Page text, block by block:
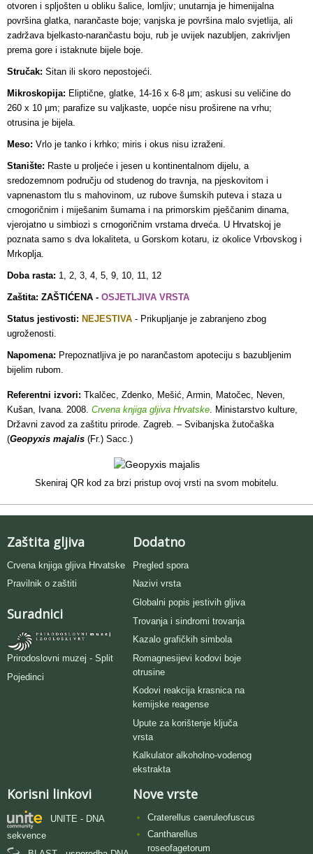
otvoren i spljošten u obliku šalice, lomljiv; unutarnja je himenijalna
površina glatka, narančaste boje; vanjska je površina malo svjetlija, ali
zadržava bjelkasto-narančastu boju, rub je uvijek nazubljen, zakrivljen
prema gore i istaknute bijele boje.
Stručak: Sitan ili skoro nepostojeći.
Mikroskopija: Eliptične, glatke, 14-16 x 6-8 µm; askusi su veličine do
260 x 10 µm; parafize su valjkaste, uopće nisu proširene na vrhu;
otrusina je bijela.
Meso: Vrlo je tanko i krhko; miris i okus nisu izraženi.
Stanište: Raste u proljeće i jesen u kontinentalnom dijelu, a
sredozemnom području od studenog do travnja, na pjeskovitom i
vapnenastom tlu s mahovinom, uz rubove šumskih puteva i staza u
crnogoričnim i miješanim šumama i na primorskim pješčanim dinama,
vjerojatno u simbiozi s crnogoričnim vrstama drveća. U Hrvatskoj je
poznata samo s dva lokaliteta, u Gorskom kotaru, iz okolice Vrbovskog i
Mrkoplja.
Doba rasta: 1, 2, 3, 4, 5, 9, 10, 11, 12
Zaštita: ZAŠTIĆENA - OSJETLJIVA VRSTA
Status jestivosti: NEJESTIVA - Prikupljanje je zabranjeno zbog
ugroženosti.
Napomena: Prepoznatljiva je po narančastom apoteciju s bazubljenim
bijelim rubom.
Referentni izvori: Tkalčec, Zdenko, Mešić, Armin, Matočec, Neven,
Kušan, Ivana. 2008. Crvena knjiga gljiva Hrvatske. Ministarstvo kulture,
Državni zavod za zaštitu prirode. Zagreb. – Svibanjska žutočaška
(Geopyxis majalis (Fr.) Sacc.)
Skeniraj QR kod za brzi pristup ovoj vrsti na svom mobitelu.
Zaštita gljiva
Crvena knjiga gljiva Hrvatske
Pravilnik o zaštiti
Suradnici
Prirodoslovni muzej - Split
Pojedinci
Dodatno
Pregled spora
Nazivi vrsta
Globalni popis jestivih gljiva
Trovanja i sindromi trovanja
Kazalo grafičkih simbola
Romagnesijevi kodovi boje
otrusine
Kodovi reakcija krasnica na
kemijske reagense
Upute za korištenje ključa
vrsta
Kalkulator alkoholno-vodenog
ekstrakta
Korisni linkovi
UNITE - DNA
sekvence
Nove vrste
Craterellus caeruleofuscus
Cantharellus
roseofagetorum